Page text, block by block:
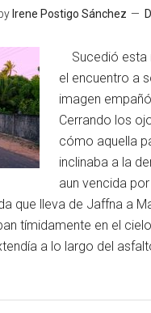
Irene Postigo Sánchez
Sucedió esta
el encuentro a
imagen
Cerrando los
cómo aquella
inclinaba a la
aun vencida
que lleva de Jaffna a
tímidamente en el
a lo largo del